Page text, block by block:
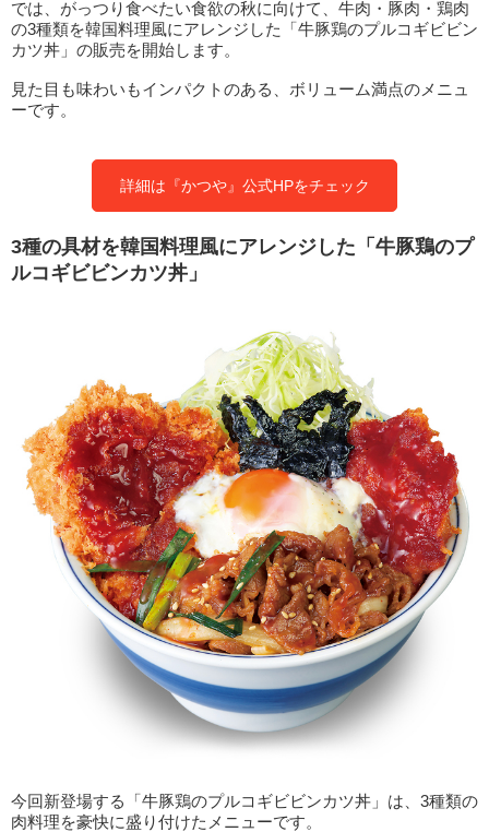
では、がっつり食べたい食欲の秋に向けて、牛肉・豚肉・鶏肉
の3種類を韓国料理風にアレンジした「牛豚鶏のプルコギビビン
カツ丼」の販売を開始します。
見た目も味わいもインパクトのある、ボリューム満点のメニュ
ーです。
詳細は『かつや』公式HPをチェック
3種の具材を韓国料理風にアレンジした「牛豚鶏のプ
ルコギビビンカツ丼」
今回新登場する「牛豚鶏のプルコギビビンカツ丼」は、3種類の
肉料理を豪快に盛り付けたメニューです。